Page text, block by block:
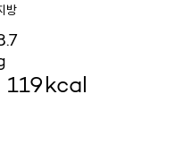
방
119kcal